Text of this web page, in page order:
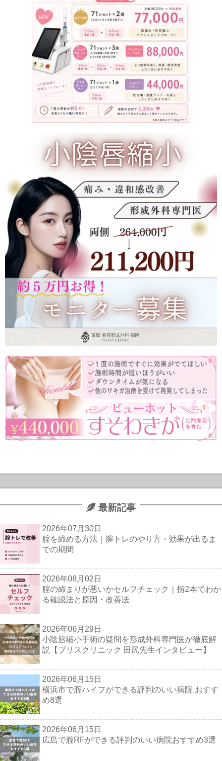
最新記事
2026年07月30日
腟を締める方法｜膣トレのやり方・効果が出るま
での期間
2026年08月02日
腟の締まりが悪いかセルフチェック｜指2本でわか
る確認法と原因・改善法
2026年06月29日
小陰唇縮小手術の疑問を形成外科専門医が徹底解
説【ブリスクリニック 田尻先生インタビュー】
2026年06月15日
横浜市で腟ハイフができる評判のいい病院 おすす
め8選
2026年06月15日
広島で腟RFができる評判のいい病院おすすめ3選